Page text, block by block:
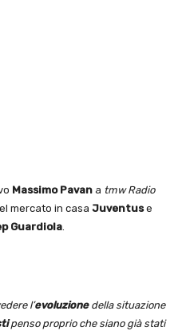
Massimo Pavan a tmw Radio
mercato in casa Juventuse
Guardiola.
l’evoluzionedella situazione
penso proprio che siano già stati